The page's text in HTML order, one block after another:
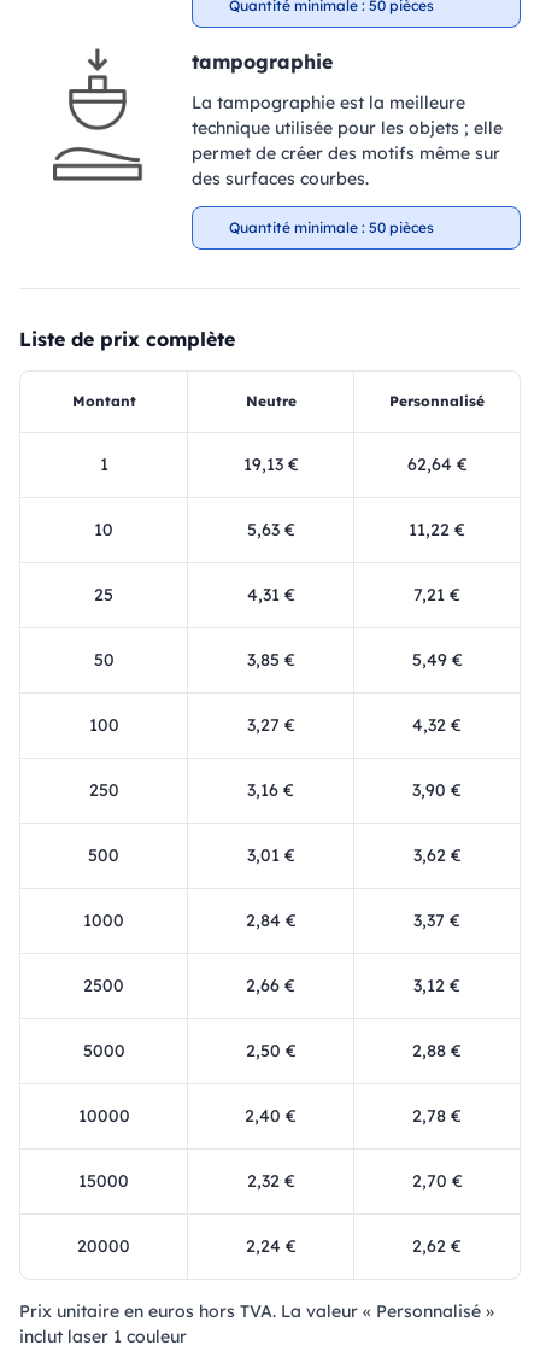
Quantité minimale : 50 pièces
tampographie
La tampographie est la meilleure
technique utilisée pour les objets ; elle
permet de créer des motifs même sur
des surfaces courbes.
Quantité minimale : 50 pièces
Liste de prix complète
Montant Neutre Personnalisé
1 19,13 € 62,64 €
10 5,63 € 11,22 €
25 4,31 € 7,21 €
50 3,85 € 5,49 €
100 3,27 € 4,32 €
250 3,16 € 3,90 €
500 3,01 € 3,62 €
1000 2,84 € 3,37 €
2500 2,66 € 3,12 €
5000 2,50 € 2,88 €
10000 2,40 € 2,78 €
15000 2,32 € 2,70 €
20000 2,24 € 2,62 €
Prix ​​unitaire en euros hors TVA. La valeur « Personnalisé »
inclut laser 1 couleur